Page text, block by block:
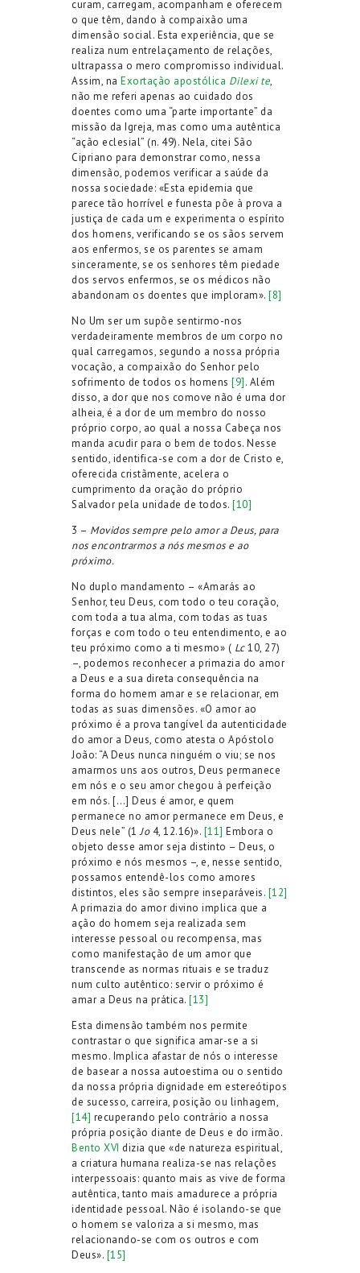
curam, carregam, acompanham e oferecem
o que têm, dando à compaixão uma
dimensão social. Esta experiência, que se
realiza num entrelaçamento de relações,
ultrapassa o mero compromisso individual.
Assim, na Exortação apostólica Dilexi te,
não me referi apenas ao cuidado dos
doentes como uma “parte importante” da
missão da Igreja, mas como uma autêntica
“ação eclesial” (n. 49). Nela, citei São
Cipriano para demonstrar como, nessa
dimensão, podemos verificar a saúde da
nossa sociedade: «Esta epidemia que
parece tão horrível e funesta põe à prova a
justiça de cada um e experimenta o espírito
dos homens, verificando se os sãos servem
aos enfermos, se os parentes se amam
sinceramente, se os senhores têm piedade
dos servos enfermos, se os médicos não
abandonam os doentes que imploram». [8]
No Um ser um supõe sentirmo-nos
verdadeiramente membros de um corpo no
qual carregamos, segundo a nossa própria
vocação, a compaixão do Senhor pelo
sofrimento de todos os homens [9]. Além
disso, a dor que nos comove não é uma dor
alheia, é a dor de um membro do nosso
próprio corpo, ao qual a nossa Cabeça nos
manda acudir para o bem de todos. Nesse
sentido, identifica-se com a dor de Cristo e,
oferecida cristãmente, acelera o
cumprimento da oração do próprio
Salvador pela unidade de todos. [10]
3 – Movidos sempre pelo amor a Deus, para
nos encontrarmos a nós mesmos e ao
próximo.
No duplo mandamento – «Amarás ao
Senhor, teu Deus, com todo o teu coração,
com toda a tua alma, com todas as tuas
forças e com todo o teu entendimento, e ao
teu próximo como a ti mesmo» ( Lc10, 27)
–, podemos reconhecer a primazia do amor
a Deus e a sua direta consequência na
forma do homem amar e se relacionar, em
todas as suas dimensões. «O amor ao
próximo é a prova tangível da autenticidade
do amor a Deus, como atesta o Apóstolo
João: “A Deus nunca ninguém o viu; se nos
amarmos uns aos outros, Deus permanece
em nós e o seu amor chegou à perfeição
em nós. […] Deus é amor, e quem
permanece no amor permanece em Deus, e
Deus nele” (1Jo4, 12.16)». [11] Embora o
objeto desse amor seja distinto – Deus, o
próximo e nós mesmos –, e, nesse sentido,
possamos entendê-los como amores
distintos, eles são sempre inseparáveis. [12]
A primazia do amor divino implica que a
ação do homem seja realizada sem
interesse pessoal ou recompensa, mas
como manifestação de um amor que
transcende as normas rituais e se traduz
num culto autêntico: servir o próximo é
amar a Deus na prática. [13]
Esta dimensão também nos permite
contrastar o que significa amar-se a si
mesmo. Implica afastar de nós o interesse
de basear a nossa autoestima ou o sentido
da nossa própria dignidade em estereótipos
de sucesso, carreira, posição ou linhagem,
[14] recuperando pelo contrário a nossa
própria posição diante de Deus e do irmão.
Bento XVI dizia que «de natureza espiritual,
a criatura humana realiza-se nas relações
interpessoais: quanto mais as vive de forma
autêntica, tanto mais amadurece a própria
identidade pessoal. Não é isolando-se que
o homem se valoriza a si mesmo, mas
relacionando-se com os outros e com
Deus». [15]